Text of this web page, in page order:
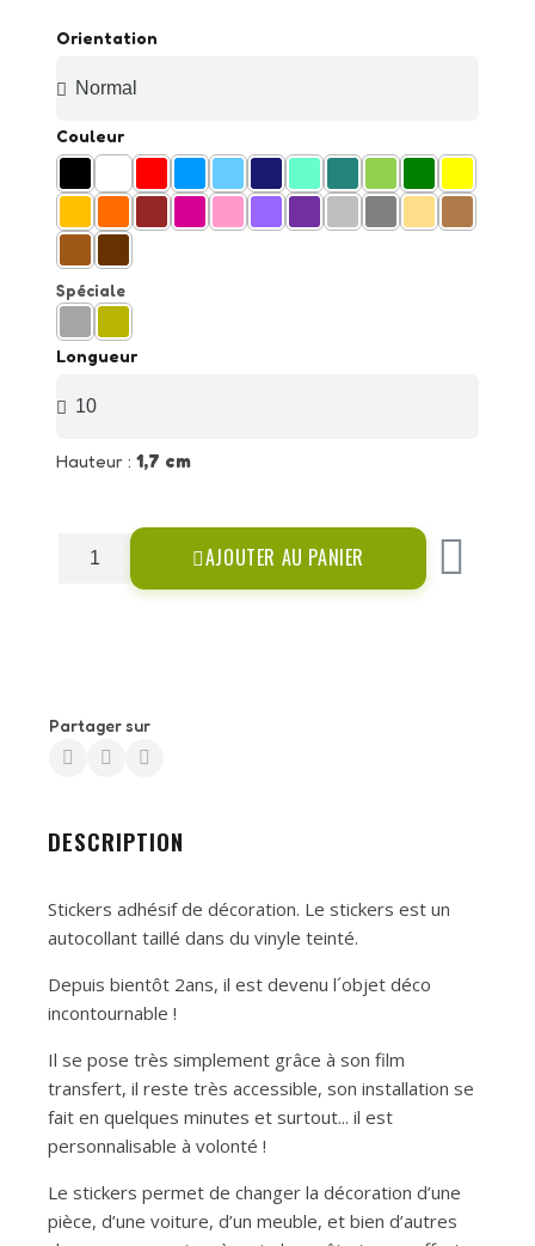
Orientation
Couleur
Spéciale
Longueur
Hauteur : 1,7 cm
AJOUTER AU PANIER
Partager sur
DESCRIPTION
Stickers adhésif de décoration. Le stickers est un
autocollant taillé dans du vinyle teinté.
Depuis bientôt 2ans, il est devenu l´objet déco
incontournable !
Il se pose très simplement grâce à son film
transfert, il reste très accessible, son installation se
fait en quelques minutes et surtout... il est
personnalisable à volonté !
Le stickers permet de changer la décoration d’une
pièce, d’une voiture, d’un meuble, et bien d’autres